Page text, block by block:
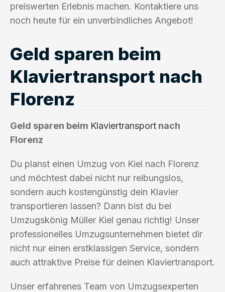
preiswerten Erlebnis machen. Kontaktiere uns
noch heute für ein unverbindliches Angebot!
Geld sparen beim
Klaviertransport nach
Florenz
Geld sparen beim Klaviertransport nach
Florenz
Du planst einen Umzug von Kiel nach Florenz
und möchtest dabei nicht nur reibungslos,
sondern auch kostengünstig dein Klavier
transportieren lassen? Dann bist du bei
Umzugskönig Müller Kiel genau richtig! Unser
professionelles Umzugsunternehmen bietet dir
nicht nur einen erstklassigen Service, sondern
auch attraktive Preise für deinen Klaviertransport.
Unser erfahrenes Team von Umzugsexperten